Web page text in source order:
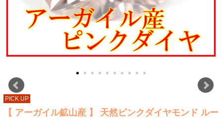
PICK UP
【 アーガイル鉱山産 】 天然ピンクダイヤモンド ルー